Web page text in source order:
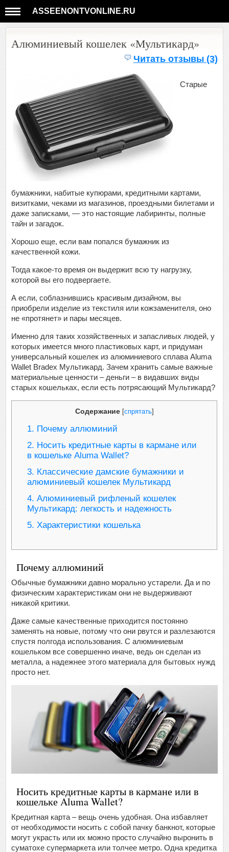
ASSEENONTVONLINE.RU
Алюминиевый кошелек «Мультикард»
Читать отзывы (3)
Старые
бумажники, набитые купюрами, кредитными картами,
визитками, чеками из магазинов, проездными билетами и
даже записками, — это настоящие лабиринты, полные
тайн и загадок.
Хорошо еще, если вам попался бумажник из
качественной кожи.
Тогда какое-то время он выдержит всю ту нагрузку,
которой вы его подвергаете.
А если, соблазнившись красивым дизайном, вы
приобрели изделие из текстиля или кожзаменителя, оно
не «протянет» и пары месяцев.
Именно для таких хозяйственных и запасливых людей, у
которых имеется много пластиковых карт, и придуман
универсальный кошелек из алюминиевого сплава Aluma
Wallet Bradex Мультикард. Зачем хранить самые важные
материальные ценности – деньги – в видавших виды
старых кошельках, если есть потрясающий Мультикард?
Содержание [спрятать]
1. Почему аллюминий
2. Носить кредитные карты в кармане или
в кошельке Aluma Wallet?
3. Классические дамские бумажники и
алюминиевый кошелек Мультикард
4. Алюминиевый рифленый кошелек
Мультикард: легкость и надежность
5. Характеристики кошелька
Почему аллюминий
Обычные бумажники давно морально устарели. Да и по
физическим характеристикам они не выдерживают
никакой критики.
Даже самые качественные приходится постоянно
заменять на новые, потому что они рвутся и разлезаются
спустя полгода использования. С алюминиевым
кошельком все совершенно иначе, ведь он сделан из
металла, а надежнее этого материала для бытовых нужд
просто нет.
Носить кредитные карты в кармане или в
кошельке Aluma Wallet?
Кредитная карта – вещь очень удобная. Она избавляет
от необходимости носить с собой пачку банкнот, которые
могут украсть или их можно просто случайно выронить в
суматохе супермаркета или толчее метро. Одна кредитка